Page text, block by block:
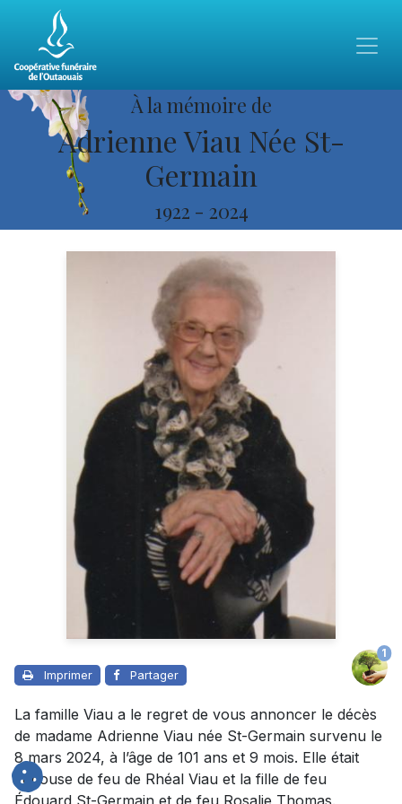
À la mémoire de
Adrienne Viau Née St-
Germain
1922 - 2024
Imprimer Partager
1
La famille Viau a le regret de vous annoncer le décès
de madame Adrienne Viau née St-Germain survenu le
8 mars 2024, à l’âge de 101 ans et 9 mois. Elle était
l'épouse de feu de Rhéal Viau et la fille de feu